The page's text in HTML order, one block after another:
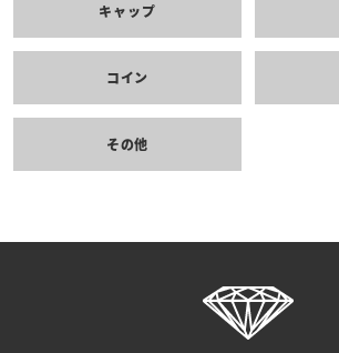
キャップ
コイン
その他